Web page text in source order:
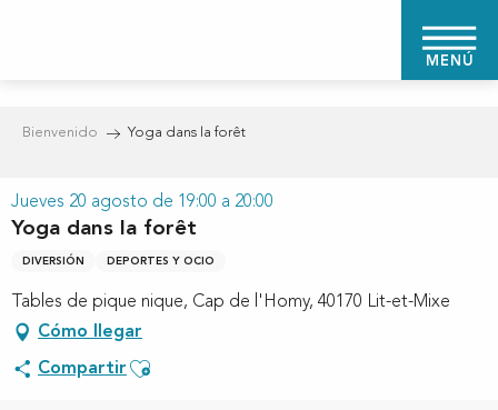
MENÚ
Bienvenido Yoga dans la forêt
Jueves 20 agosto de 19:00 a 20:00
Yoga dans la forêt
DIVERSIÓN DEPORTES Y OCIO
Tables de pique nique, Cap de l'Homy, 40170 Lit-et-Mixe
Cómo llegar
Compartir Ajouter aux favoris